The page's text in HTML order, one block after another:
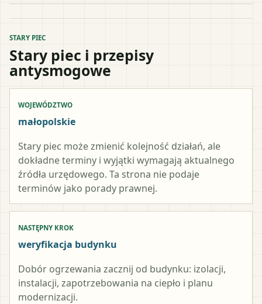
STARY PIEC
Stary piec i przepisy
antysmogowe
WOJEWÓDZTWO
małopolskie
Stary piec może zmienić kolejność działań, ale
dokładne terminy i wyjątki wymagają aktualnego
źródła urzędowego. Ta strona nie podaje
terminów jako porady prawnej.
NASTĘPNY KROK
weryfikacja budynku
Dobór ogrzewania zacznij od budynku: izolacji,
instalacji, zapotrzebowania na ciepło i planu
modernizacji.